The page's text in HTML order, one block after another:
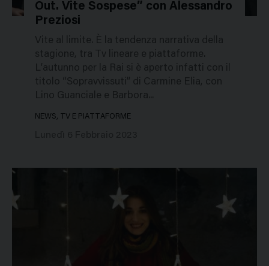
52232Out. Vite Sospese” con Alessandro
Preziosi
Vite al limite. È la tendenza narrativa della
stagione, tra Tv lineare e piattaforme.
L’autunno per la Rai si è aperto infatti con il
titolo “Sopravvissuti” di Carmine Elia, con
Lino Guanciale e Barbora...
NEWS, TV E PIATTAFORME